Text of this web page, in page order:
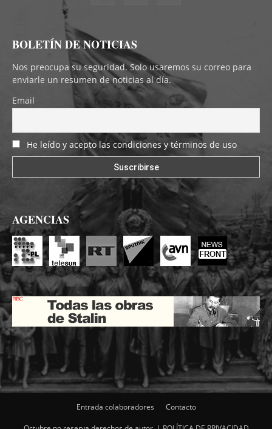
BOLETÍN DE NOTICIAS
Nos preocupa su seguridad. Solo usaremos su correo para
enviarle un resumen de noticias al día.
Email
He leído y acepto las condiciones y términos de uso
AGENCIAS
Entrada colaboradores Contacto